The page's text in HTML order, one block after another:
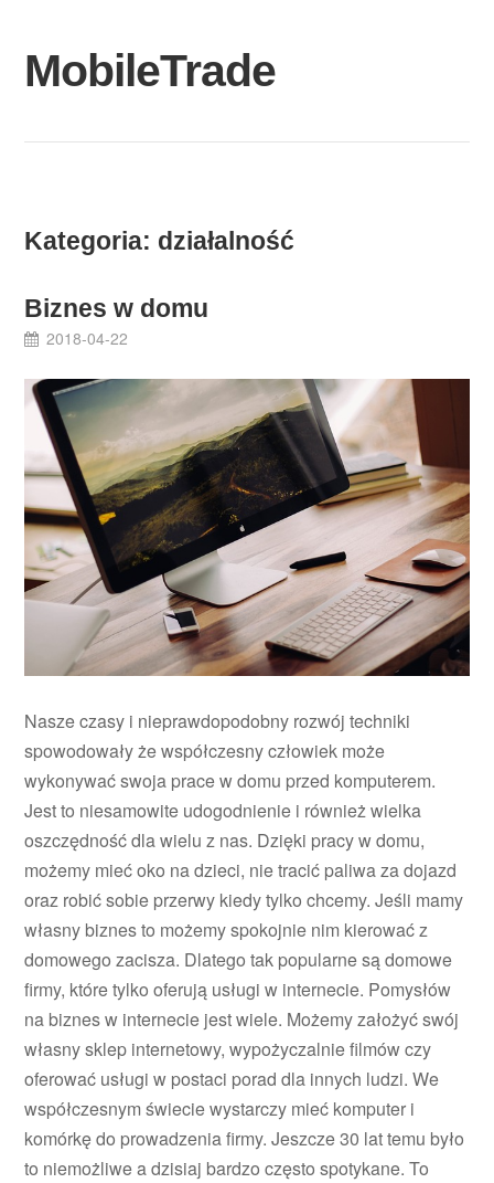
content
MobileTrade
Kategoria: działalność
Biznes w domu
2018-04-22
Nasze czasy i nieprawdopodobny rozwój techniki
spowodowały że współczesny człowiek może
wykonywać swoja prace w domu przed komputerem.
Jest to niesamowite udogodnienie i również wielka
oszczędność dla wielu z nas. Dzięki pracy w domu,
możemy mieć oko na dzieci, nie tracić paliwa za dojazd
oraz robić sobie przerwy kiedy tylko chcemy. Jeśli mamy
własny biznes to możemy spokojnie nim kierować z
domowego zacisza. Dlatego tak popularne są domowe
firmy, które tylko oferują usługi w internecie. Pomysłów
na biznes w internecie jest wiele. Możemy założyć swój
własny sklep internetowy, wypożyczalnie filmów czy
oferować usługi w postaci porad dla innych ludzi. We
współczesnym świecie wystarczy mieć komputer i
komórkę do prowadzenia firmy. Jeszcze 30 lat temu było
to niemożliwe a dzisiaj bardzo często spotykane. To